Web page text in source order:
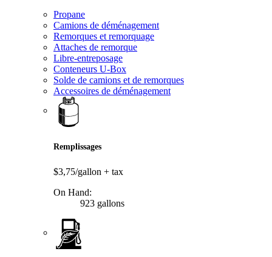
Propane
Camions de déménagement
Remorques et remorquage
Attaches de remorque
Libre-entreposage
Conteneurs U-Box
Solde de camions et de remorques
Accessoires de déménagement
Remplissages
$3,75/gallon + tax
On Hand:
923 gallons